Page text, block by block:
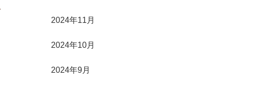
2024年11月
2024年10月
2024年9月